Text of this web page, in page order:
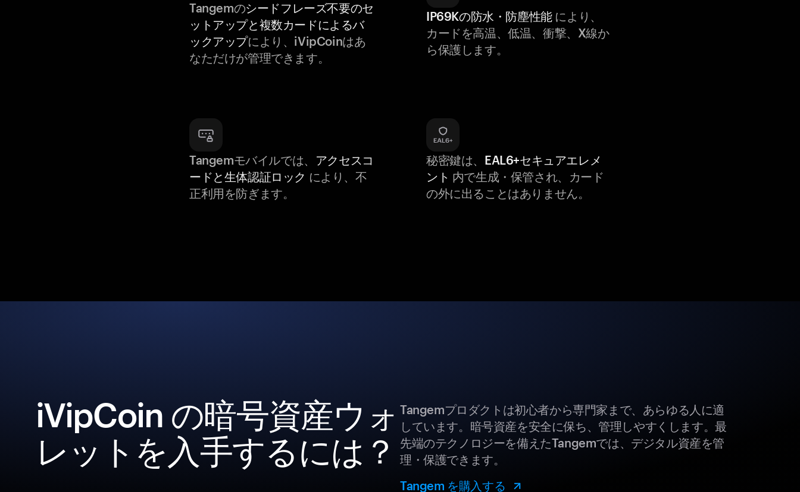
Tangemのシードフレーズ不要のセ
ットアップと複数カードによるバ
ックアップにより、iVipCoinはあ
なただけが管理できます。
IP69Kの防水・防塵性能により、
カードを高温、低温、衝撃、X線か
ら保護します。
Tangemモバイルでは、 アクセスコ
ードと生体認証ロック により、不
正利用を防ぎます。
秘密鍵は、 EAL6+セキュアエレメ
ント 内で生成・保管され、カード
の外に出ることはありません。
iVipCoin の暗号資産ウォ
レットを入手するには？
Tangemプロダクトは初心者から専門家まで、あらゆる人に適
しています。暗号資産を安全に保ち、管理しやすくします。最
先端のテクノロジーを備えたTangemでは、デジタル資産を管
理・保護できます。
Tangem を購入する